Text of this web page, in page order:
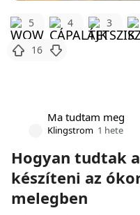
5 4 3
16
Ma tudtam meg
Klingstrom 1 hete
Hogyan tudtak
készíteni az
melegben